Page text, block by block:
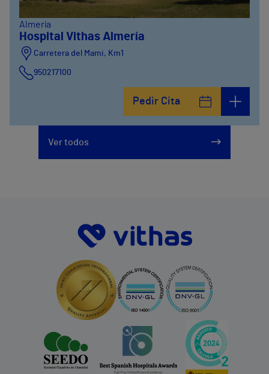
Almería
Hospital Vithas Almería
Carretera del Mami, Km1
950217100
Pedir Cita
Ver todos